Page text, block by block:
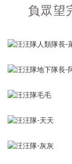
負眾望